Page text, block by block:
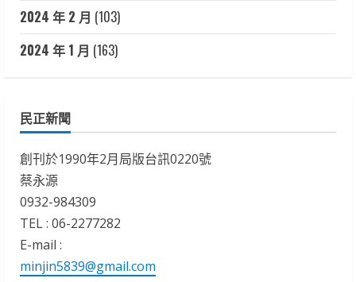
2024 年 2 月 (103)
2024 年 1 月 (163)
民正新聞
創刊於1990年2月局版台訊0220號
蔡永源
0932-984309
TEL : 06-2277282
E-mail :
minjin5839@gmail.com